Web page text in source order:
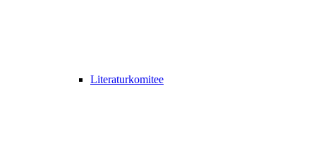
Literaturkomitee